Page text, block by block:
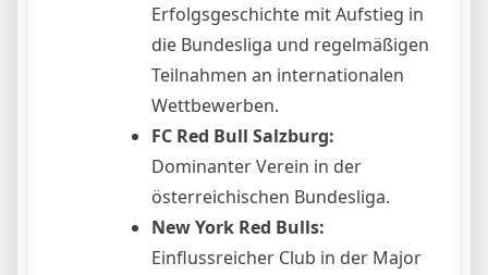
Erfolgsgeschichte mit Aufstieg in
die Bundesliga und regelmäßigen
Teilnahmen an internationalen
Wettbewerben.
FC Red Bull Salzburg:
Dominanter Verein in der
österreichischen Bundesliga.
New York Red Bulls:
Einflussreicher Club in der Major